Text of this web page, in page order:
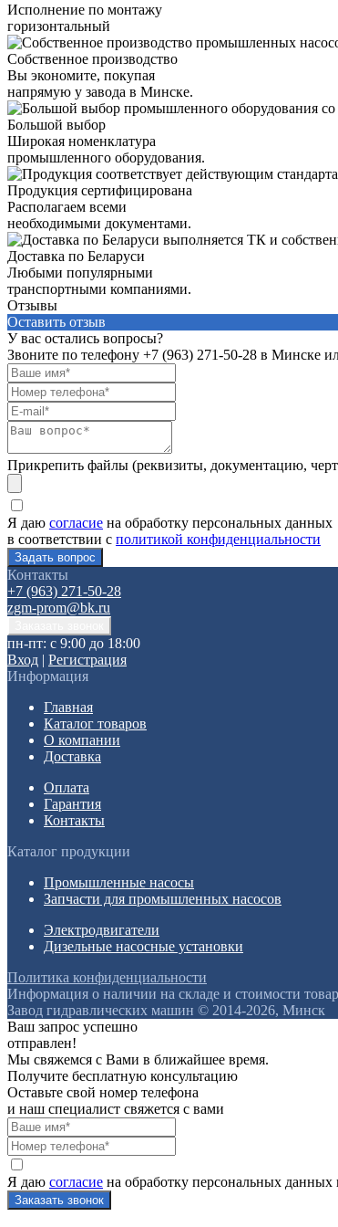
Исполнение по монтажу
горизонтальный
Собственное производство
Вы экономите, покупая
напрямую у завода в Минске.
Большой выбор
Широкая номенклатура
промышленного оборудования.
Продукция сертифицирована
Располагаем всеми
необходимыми документами.
Доставка по Беларуси
Любыми популярными
транспортными компаниями.
Отзывы
Оставить отзыв
У вас остались вопросы?
Звоните по телефону +7 (963) 271-50-28 в Минске
Прикрепить файлы (реквизиты, документацию,
Я даю согласие на обработку персональных данных
в соответствии с политикой конфиденциальности
Контакты
+7 (963) 271-50-28
zgm-prom@bk.ru
пн-пт: с 9:00 до 18:00
Вход | Регистрация
Информация
Главная
Каталог товаров
О компании
Доставка
Оплата
Гарантия
Контакты
Каталог продукции
Промышленные насосы
Запчасти для промышленных насосов
Электродвигатели
Дизельные насосные установки
Политика конфиденциальности
Информация о наличии на складе и стоимости
Завод гидравлических машин © 2014-2026, Минск
Ваш запрос успешно
отправлен!
Мы свяжемся с Вами в ближайшее время.
Получите бесплатную консультацию
Оставьте свой номер телефона
и наш специалист свяжется с вами
Я даю согласие на обработку персональных данных